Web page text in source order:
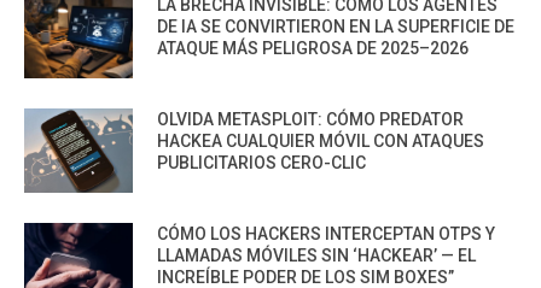
LA BRECHA INVISIBLE: CÓMO LOS AGENTES
DE IA SE CONVIRTIERON EN LA SUPERFICIE DE
ATAQUE MÁS PELIGROSA DE 2025–2026
OLVIDA METASPLOIT: CÓMO PREDATOR
HACKEA CUALQUIER MÓVIL CON ATAQUES
PUBLICITARIOS CERO-CLIC
CÓMO LOS HACKERS INTERCEPTAN OTPS Y
LLAMADAS MÓVILES SIN ‘HACKEAR’ — EL
INCREÍBLE PODER DE LOS SIM BOXES”